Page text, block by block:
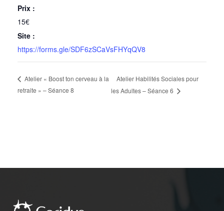
Prix :
15€
Site :
https://forms.gle/SDF6zSCaVsFHYqQV8
Atelier « Boost ton cerveau à la
retraite » – Séance 8
Atelier Habilités Sociales pour
les Adultes – Séance 6